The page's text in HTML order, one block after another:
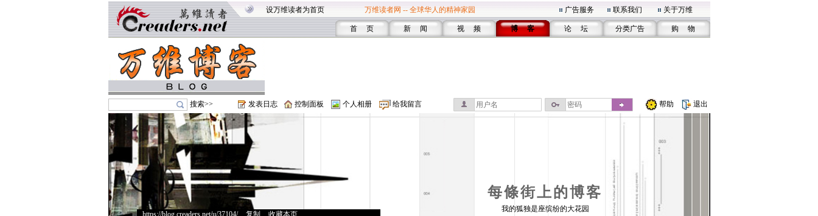
设万维读者为首页 万维读者网 -- 全球华人的精神家园 广告服务 联系我们 关于万维
首 页 新 闻 视 频 博 客 论 坛 分类广告 购 物
搜索>> 发表日志 控制面板 个人相册 给我留言 帮助 退出
每條街上的博客
https://blog.creaders.net/u/37104/> 复制 收藏本页
我的狐独是座缤纷的大花园